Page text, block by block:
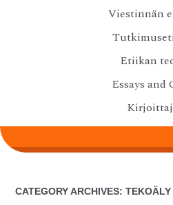
Viestinnän
Etiikan
Essays and
CATEGORY ARCHIVES:TEKOÄLY